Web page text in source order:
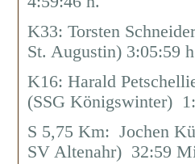
K33: Torsten
St. Augustin) 3:05:59 h
K16: Harald
(SSG Königswinter)
S 5,75 Km: Jochen
SV Altenahr) 32:59